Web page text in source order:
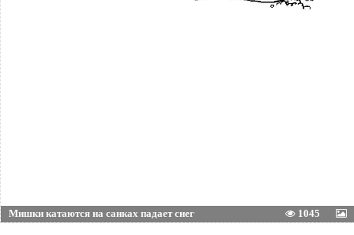
Мишки катаются на санках падает снег 1045